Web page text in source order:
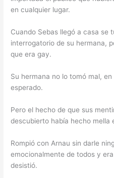
en cualquier lugar.
Cuando Sebas llegó a casa se
interrogatorio de su hermana,
que era gay.
Su hermana no lo tomó mal,
esperado.
Pero el hecho de que sus
descubierto había hecho mella
Rompió con Arnau sin darle
emocionalmente de todos y
desistió.